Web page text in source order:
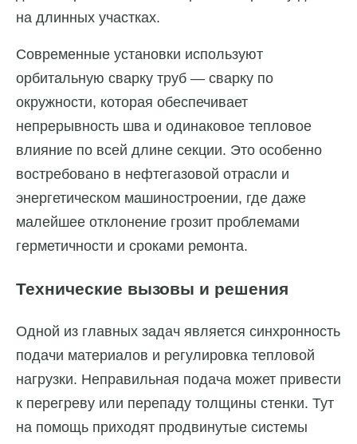
на длинных участках.
Современные установки используют
орбитальную сварку труб — сварку по
окружности, которая обеспечивает
непрерывность шва и одинаковое тепловое
влияние по всей длине секции. Это особенно
востребовано в нефтегазовой отрасли и
энергетическом машиностроении, где даже
малейшее отклонение грозит проблемами
герметичности и сроками ремонта.
Технические вызовы и решения
Одной из главных задач является синхронность
подачи материалов и регулировка тепловой
нагрузки. Неправильная подача может привести
к перегреву или перепаду толщины стенки. Тут
на помощь приходят продвинутые системы